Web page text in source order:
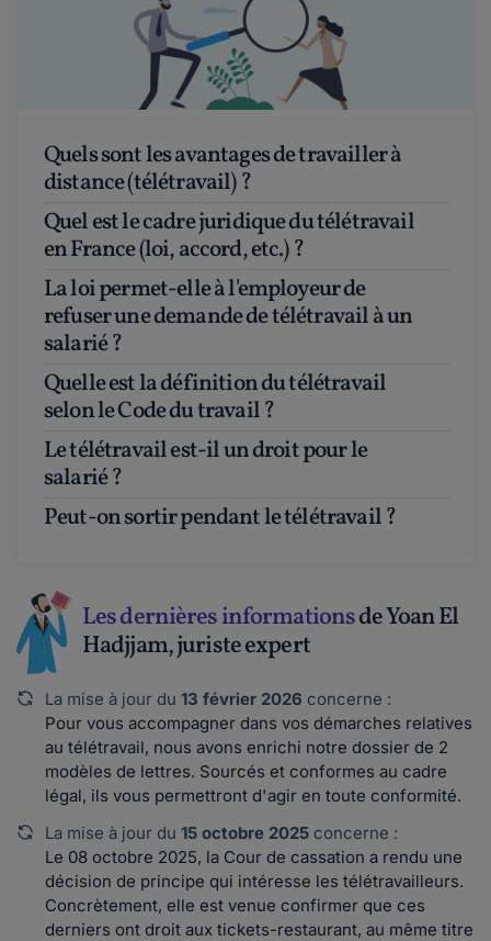
Quels sont les avantages de travailler à
distance (télétravail) ?
Quel est le cadre juridique du télétravail
en France (loi, accord, etc.) ?
La loi permet-elle à l'employeur de
refuser une demande de télétravail à un
salarié ?
Quelle est la définition du télétravail
selon le Code du travail ?
Le télétravail est-il un droit pour le
salarié ?
Peut-on sortir pendant le télétravail ?
Les dernières informationsde Yoan El
Hadjjam, juriste expert
La mise à jour du 13 février 2026 concerne :
Pour vous accompagner dans vos démarches relatives
au télétravail, nous avons enrichi notre dossier de 2
modèles de lettres. Sourcés et conformes au cadre
légal, ils vous permettront d'agir en toute conformité.
La mise à jour du 15 octobre 2025 concerne :
Le 08 octobre 2025, la Cour de cassation a rendu une
décision de principe qui intéresse les télétravailleurs.
Concrètement, elle est venue confirmer que ces
derniers ont droit aux tickets-restaurant, au même titre